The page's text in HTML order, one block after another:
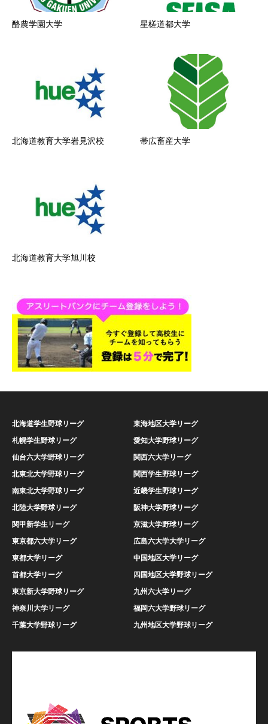
酪農学園大学 星槎道都大学
北海道教育大学岩見沢校 帯広畜産大学
北海道教育大学旭川校
北海道学生野球リーグ
札幌学生野球リーグ
仙台六大学野球リーグ
北東北大学野球リーグ
南東北大学野球リーグ
北陸大学野球リーグ
関甲新学生リーグ
東京都六大学リーグ
東都大学リーグ
首都大学リーグ
東京新大学野球リーグ
神奈川大学リーグ
千葉大学野球リーグ
東海地区大学リーグ
愛知大学野球リーグ
関西六大学リーグ
関西学生野球リーグ
近畿学生野球リーグ
阪神大学野球リーグ
京滋大学野球リーグ
広島六大学大学リーグ
中国地区大学リーグ
四国地区大学野球リーグ
九州六大学リーグ
福岡六大学野球リーグ
九州地区大学野球リーグ